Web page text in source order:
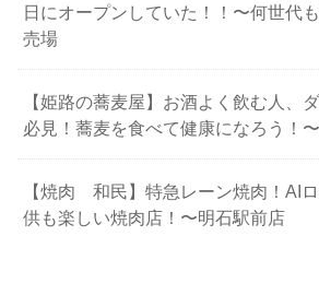
日にオープンしていた！！〜何世代
売場
【姫路の蕎麦屋】お酒よく飲む人、
必見！蕎麦を食べて健康になろう！
【焼肉 和民】特急レーン焼肉！AI
供も楽しい焼肉店！〜明石駅前店